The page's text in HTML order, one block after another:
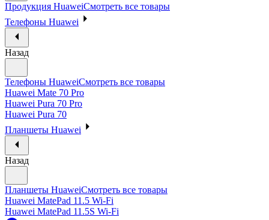
Продукция HuaweiСмотреть все товары
Телефоны Huawei
Назад
Телефоны HuaweiСмотреть все товары
Huawei Mate 70 Pro
Huawei Pura 70 Pro
Huawei Pura 70
Планшеты Huawei
Назад
Планшеты HuaweiСмотреть все товары
Huawei MatePad 11.5 Wi-Fi
Huawei MatePad 11.5S Wi-Fi